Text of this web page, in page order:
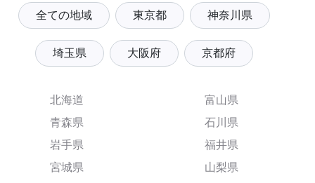
全ての地域 東京都 神奈川県
埼玉県 大阪府 京都府
北海道
青森県
岩手県
宮城県
富山県
石川県
福井県
山梨県